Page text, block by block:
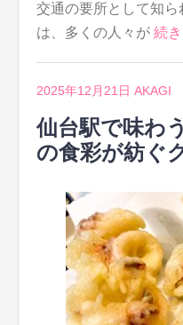
交通の要所として知
は、多くの人々が 続
2025年12月21日 AKAGI
仙台駅で味わ
の食彩が紡ぐ